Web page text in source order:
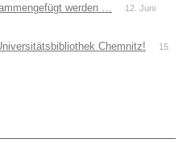
werden …
12. Juni
Chemnitz!
15.